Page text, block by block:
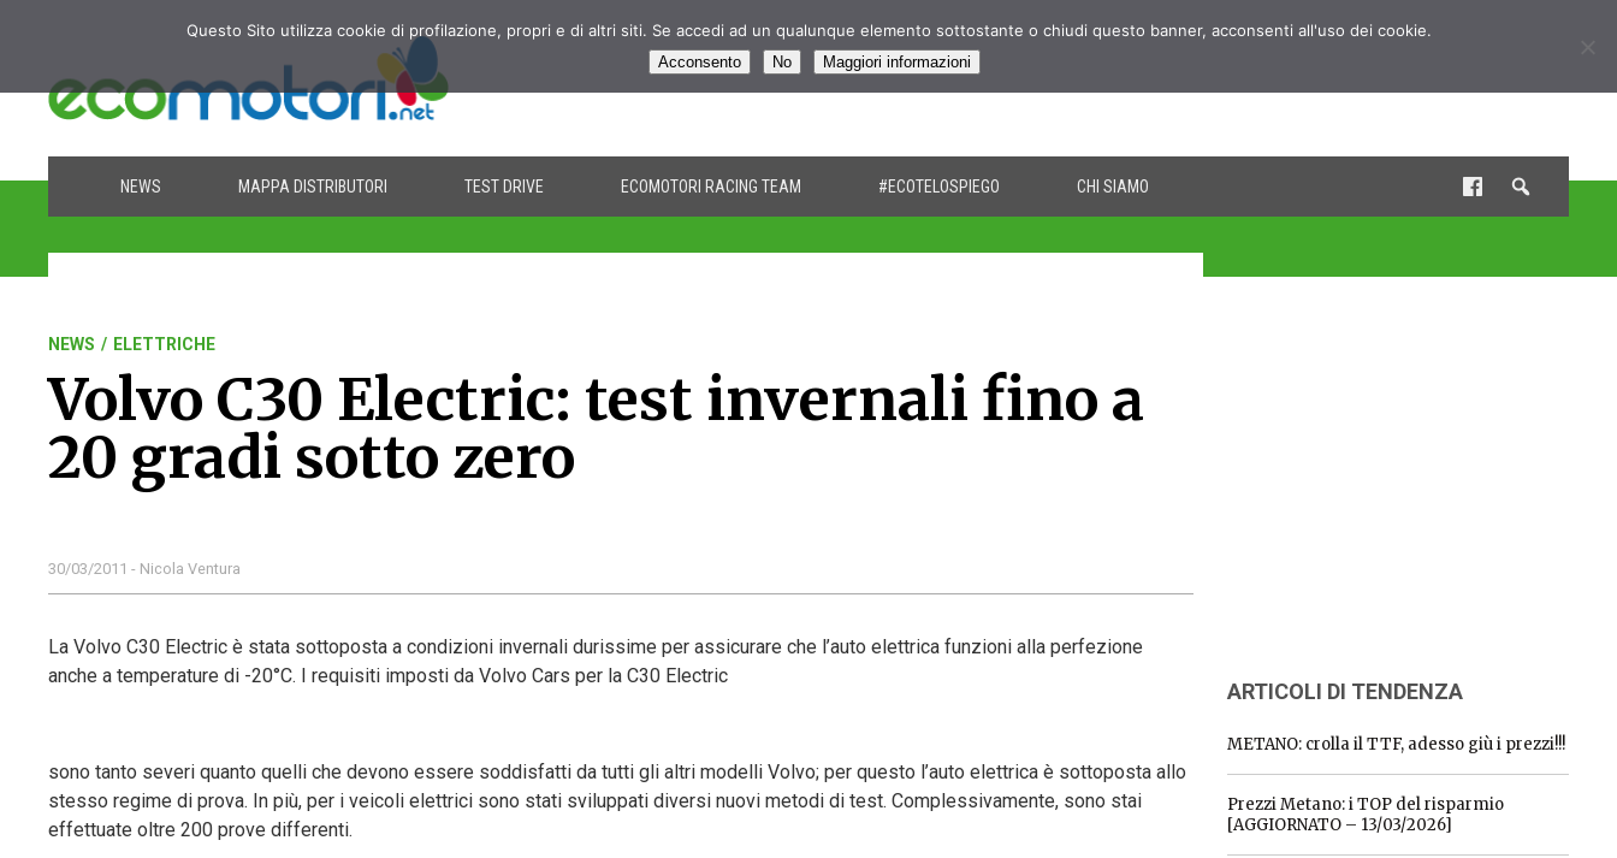
NEWS MAPPA DISTRIBUTORI TEST DRIVE ECOMOTORI RACING TEAM #ECOTELOSPIEGO CHI SIAMO
NEWS / ELETTRICHE
Volvo C30 Electric: test invernali fino a
20 gradi sotto zero
30/03/2011 - Nicola Ventura
La Volvo C30 Electric è stata sottoposta a condizioni invernali durissime per assicurare che l’auto elettrica funzioni alla perfezione
anche a temperature di -20°C. I requisiti imposti da Volvo Cars per la C30 Electric
sono tanto severi quanto quelli che devono essere soddisfatti da tutti gli altri modelli Volvo; per questo l’auto elettrica è sottoposta allo
stesso regime di prova. In più, per i veicoli elettrici sono stati sviluppati diversi nuovi metodi di test. Complessivamente, sono stai
effettuate oltre 200 prove differenti.
ARTICOLI DI TENDENZA
METANO: crolla il TTF, adesso giù i prezzi!!!
Prezzi Metano: i TOP del risparmio
[AGGIORNATO – 13/03/2026]
Questo Sito utilizza cookie di profilazione, propri e di altri siti. Se accedi ad un qualunque elemento sottostante o chiudi questo banner, acconsenti all'uso dei cookie.
Acconsento No Maggiori informazioni